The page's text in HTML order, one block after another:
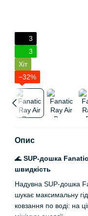
3
3
Хіт
−32%
Опис
🌊 SUP-дошка
швидкість
Надувна SUP-дошка
шукає максимальну
ковзання по воді: на